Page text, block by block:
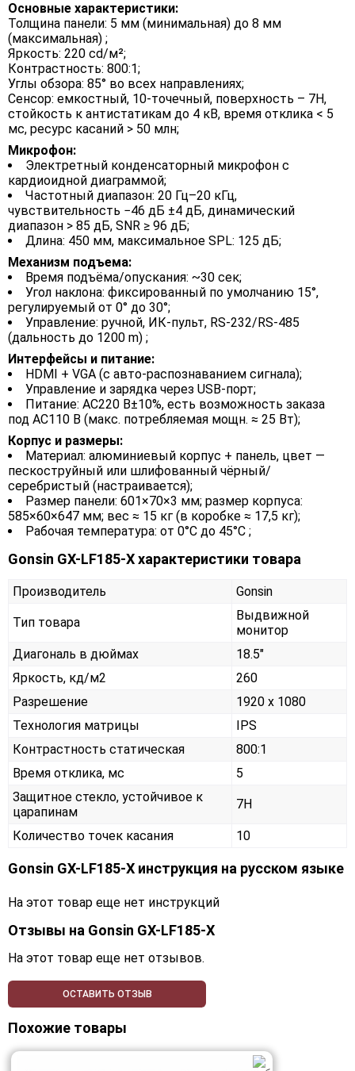
Основные характеристики:
Толщина панели: 5 мм (минимальная) до 8 мм
(максимальная) ;
Яркость: 220 cd/м²;
Контрастность: 800:1;
Углы обзора: 85° во всех направлениях;
Сенсор: емкостный, 10‑точечный, поверхность – 7H,
стойкость к антистатикам до 4 кВ, время отклика < 5
мс, ресурс касаний > 50 млн;
Микрофон:
Электретный конденсаторный микрофон с
кардиоидной диаграммой;
Частотный диапазон: 20 Гц–20 кГц,
чувствительность −46 дБ ±4 дБ, динамический
диапазон > 85 дБ, SNR ≥ 96 дБ;
Длина: 450 мм, максимальное SPL: 125 дБ;
Механизм подъема:
Время подъёма/опускания: ~30 сек;
Угол наклона: фиксированный по умолчанию 15°,
регулируемый от 0° до 30°;
Управление: ручной, ИК‑пульт, RS‑232/RS‑485
(дальность до 1200 m) ;
Интерфейсы и питание:
HDMI + VGA (с авто‑распознаванием сигнала);
Управление и зарядка через USB-порт;
Питание: AC220 В±10%, есть возможность заказа
под AC110 В (макс. потребляемая мощн. ≈ 25 Вт);
Корпус и размеры:
Материал: алюминиевый корпус + панель, цвет —
пескоструйный или шлифованный чёрный/
серебристый (настраивается);
Размер панели: 601×70×3 мм; размер корпуса:
585×60×647 мм; вес ≈ 15 кг (в коробке ≈ 17,5 кг);
Рабочая температура: от 0°C до 45°C ;
Gonsin GX-LF185-X характеристики товара
Производитель Gonsin
Тип товара
Выдвижной
монитор
Диагональ в дюймах
18.5"
Яркость, кд/м2
260
Разрешение
1920 x 1080
Технология матрицы
IPS
Контрастность статическая
800:1
Время отклика, мс
5
Защитное стекло, устойчивое к
царапинам
7H
Количество точек касания 10
Gonsin GX-LF185-X инструкция на русском языке
На этот товар еще нет инструкций
Отзывы на Gonsin GX-LF185-X
На этот товар еще нет отзывов.
ОСТАВИТЬ ОТЗЫВ
Похожие товары